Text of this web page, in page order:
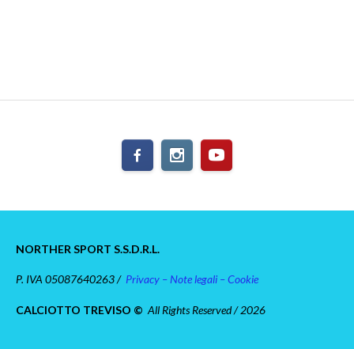
NORTHER SPORT S.S.D.R.L.
P. IVA 05087640263 / Privacy – Note legali – Cookie
CALCIOTTO TREVISO © All Rights Reserved / 2026